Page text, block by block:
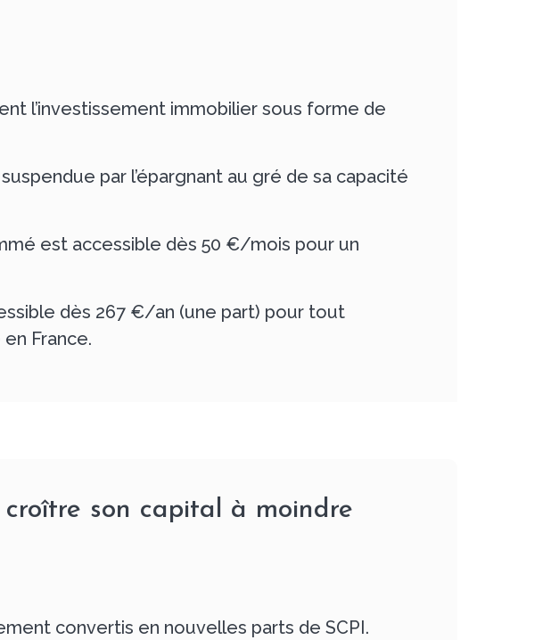
l’investissement immobilier sous forme de
par l’épargnant au gré de sa capacité
est accessible dès 50 €/mois pour un
dès 267 €/an (une part) pour tout
France.
son capital à moindre
convertis en nouvelles parts de SCPI.